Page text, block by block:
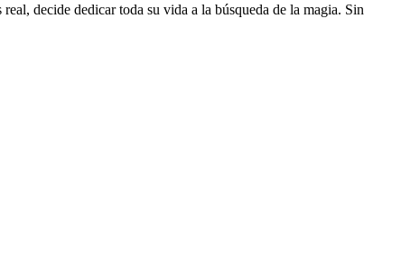
decide dedicar toda su vida a la búsqueda de la magia. Sin